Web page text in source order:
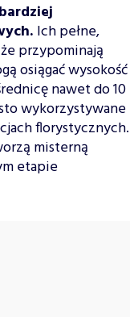
Ich pełne,
przypominają
osiągać wysokość
nawet do 10
wykorzystywane
florystycznych.
misterną
etapie